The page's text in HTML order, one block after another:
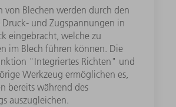
von Blechen werden durch den
Druck- und Zugspannungen in
eingebracht, welche zu
im Blech führen können. Die
"Integriertes Richten" und
Werkzeug ermöglichen es,
bereits während des
auszugleichen.